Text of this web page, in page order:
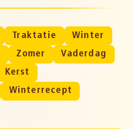
Traktatie
Winter
Zomer
Vaderdag
Kerst
Winterrecept